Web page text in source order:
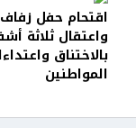
اقتحام حفل
واعتقال ثلاثة
بالاختناق
المواطنين